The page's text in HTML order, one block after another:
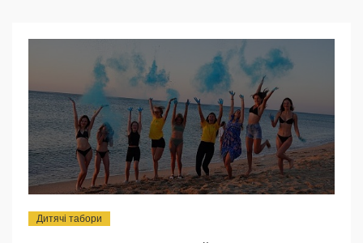
Дитячі табори